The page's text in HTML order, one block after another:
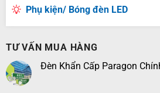
Phụ kiện/ Bóng đèn LED
TƯ VẤN MUA HÀNG
Đèn Khẩn Cấp Paragon